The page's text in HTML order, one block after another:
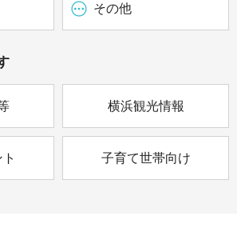
その他
横浜観光情報
子育て世帯向け